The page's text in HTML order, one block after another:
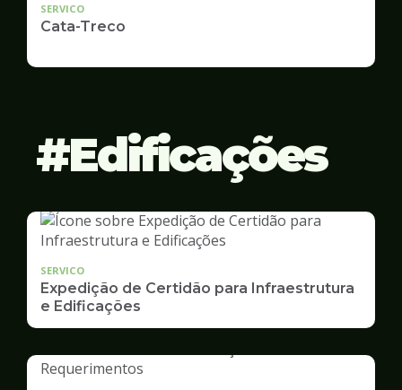
SERVICO
Cata-Treco
Edificações
SERVICO
Expedição de Certidão para Infraestrutura
e Edificações